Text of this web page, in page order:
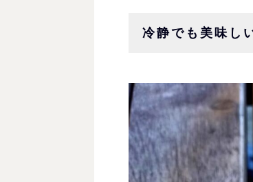
冷静でも美味し